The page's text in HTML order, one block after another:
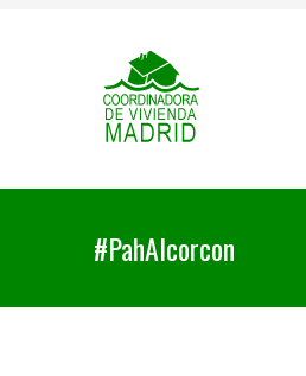
#PahAlcorcon